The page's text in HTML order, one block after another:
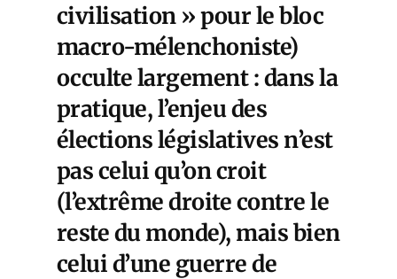
civilisation » pour le bloc
macro-mélenchoniste)
occulte largement : dans la
pratique, l’enjeu des
élections législatives n’est
pas celui qu’on croit
(l’extrême droite contre le
reste du monde), mais bien
celui d’une guerre de